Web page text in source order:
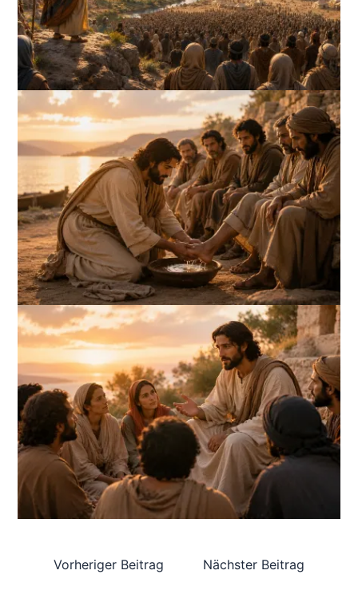
Vorheriger Beitrag Nächster Beitrag